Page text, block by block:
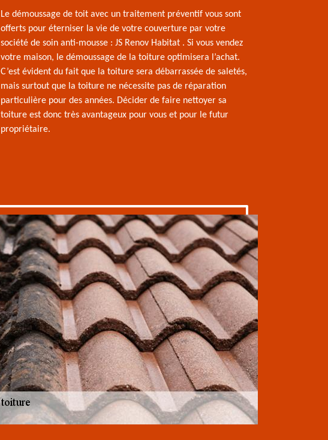
Le démoussage de toit avec un traitement préventif vous sont
offerts pour éterniser la vie de votre couverture par votre
société de soin anti-mousse : JS Renov Habitat . Si vous vendez
votre maison, le démoussage de la toiture optimisera l’achat.
C’est évident du fait que la toiture sera débarrassée de saletés,
mais surtout que la toiture ne nécessite pas de réparation
particulière pour des années. Décider de faire nettoyer sa
toiture est donc très avantageux pour vous et pour le futur
propriétaire.